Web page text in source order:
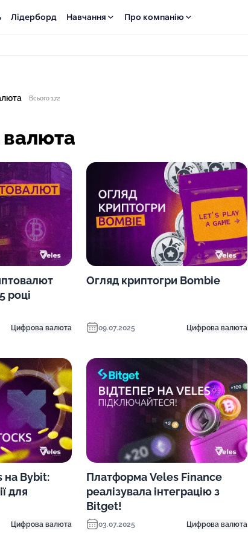
Лідерборд Навчання Про компанію
Всього 172
році
Цифрова валюта
Огляд криптогри Bombie
09.07.2025 Цифрова валюта
на Bybit:
для
Цифрова валюта
Платформа Veles Finance
реалізувала інтеграцію з
Bitget!
03.07.2025 Цифрова валюта